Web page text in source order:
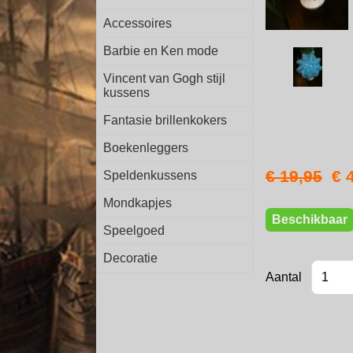
Accessoires
Barbie en Ken mode
Vincent van Gogh stijl
kussens
Fantasie brillenkokers
Boekenleggers
Speldenkussens
Mondkapjes
Speelgoed
Decoratie
€ 19,95 €
Beschikbaar
Aantal